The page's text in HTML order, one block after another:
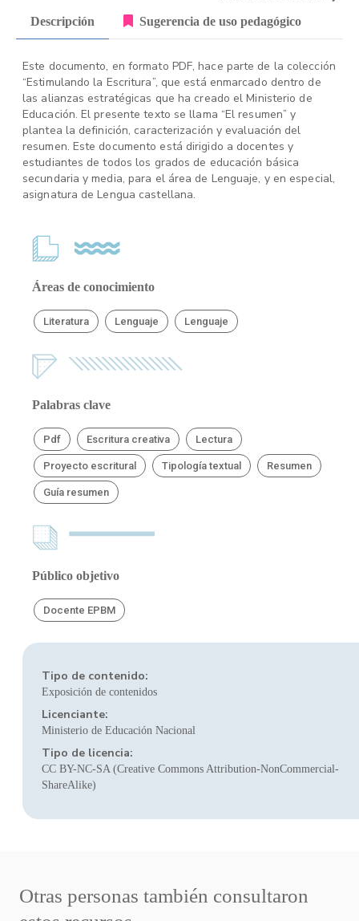
Descripción Sugerencia de uso pedagógico
Este documento, en formato PDF, hace parte de la colección
“Estimulando la Escritura”, que está enmarcado dentro de
las alianzas estratégicas que ha creado el Ministerio de
Educación. El presente texto se llama “El resumen” y
plantea la definición, caracterización y evaluación del
resumen. Este documento está dirigido a docentes y
estudiantes de todos los grados de educación básica
secundaria y media, para el área de Lenguaje, y en especial,
asignatura de Lengua castellana.
Áreas de conocimiento
Literatura Lenguaje Lenguaje
Palabras clave
Pdf Escritura creativa Lectura
Proyecto escritural Tipología textual Resumen
Guía resumen
Público objetivo
Docente EPBM
Tipo de contenido:
Exposición de contenidos
Licenciante:
Ministerio de Educación Nacional
Tipo de licencia:
CC BY-NC-SA (Creative Commons Attribution-NonCommercial-
ShareAlike)
Otras personas también consultaron